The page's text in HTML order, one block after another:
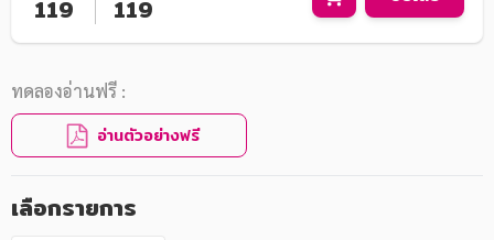
119 119
ทดลองอ่านฟรี :
อ่านตัวอย่างฟรี
เลือกรายการ